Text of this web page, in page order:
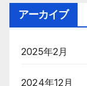
アーカイブ
2025年2月
2024年12月